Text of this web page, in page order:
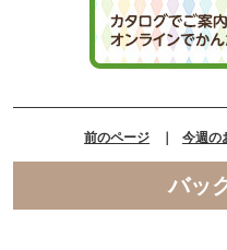
前のページ ｜ 今週の
バッ